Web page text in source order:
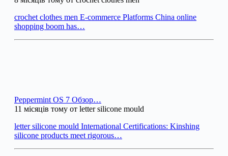
crochet clothes men E-commerce Platforms China online
shopping boom has…
Peppermint OS 7 Обзор…
11 місяців тому от letter silicone mould
letter silicone mould International Certifications: Kinshing
silicone products meet rigorous…